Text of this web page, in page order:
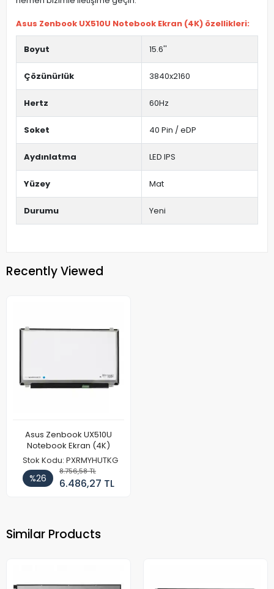
Asus Zenbook UX510U Notebook Ekran (4K) özellikleri:
Boyut 15.6''
Çözünürlük 3840x2160
Hertz 60Hz
Soket 40 Pin / eDP
Aydınlatma LED IPS
Yüzey Mat
Durumu Yeni
Recently Viewed
Asus Zenbook UX510U
Notebook Ekran (4K)
Stok Kodu: PXRMYHUTKG
%26
8.756,58 TL
6.486,27 TL
Similar Products